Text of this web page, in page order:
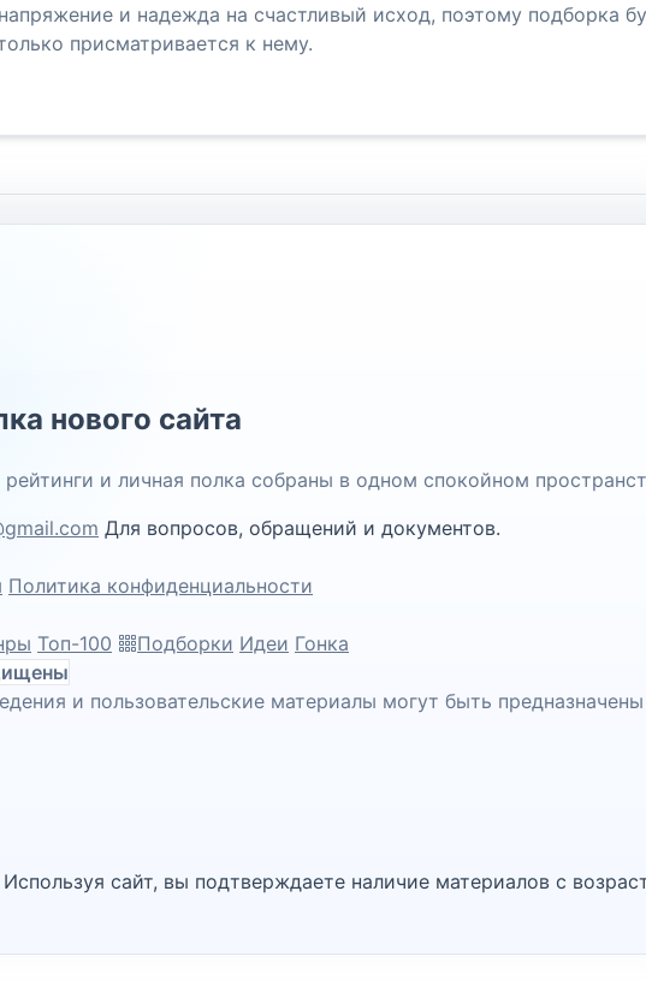
и надежда на счастливый исход, поэтому подборка
присматривается к нему.
нового сайта
рейтинги и личная полка собраны в одном спокойном
Для вопросов, обращений и документов.
Политика конфиденциальности
Топ-100 Подборки Идеи Гонка
и пользовательские материалы могут быть
Используя сайт, вы подтверждаете наличие материалов с